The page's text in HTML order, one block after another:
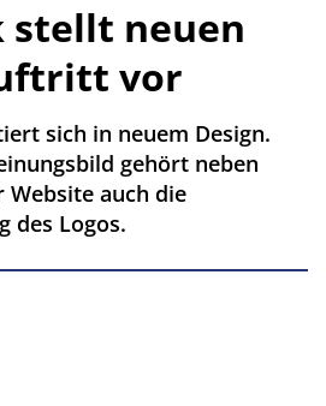
stellt neuen
vor
sich in neuem Design.
gehört neben
Website auch die
des Logos.